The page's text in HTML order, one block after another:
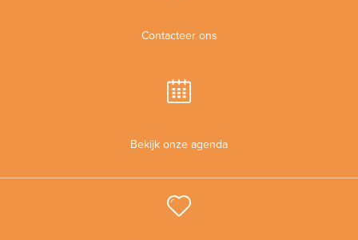
Contacteer ons
Bekijk onze agenda